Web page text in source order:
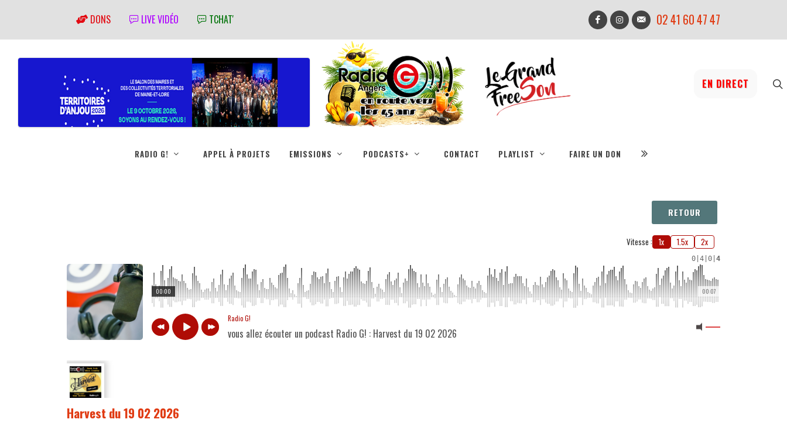
DONS LIVE VIDÉO TCHAT' 02 41 60 47 47
EN DIRECT
RADIO G! APPEL À PROJETS EMISSIONS PODCASTS+ CONTACT PLAYLIST FAIRE UN DON
RETOUR
Vitesse : 1x 1.5x 2x
0 4 0 4
00:07
00:00
Radio G!
vous allez écouter un podcast Radio G! : Harvest du 19 02 2026
Harvest du 19 02 2026